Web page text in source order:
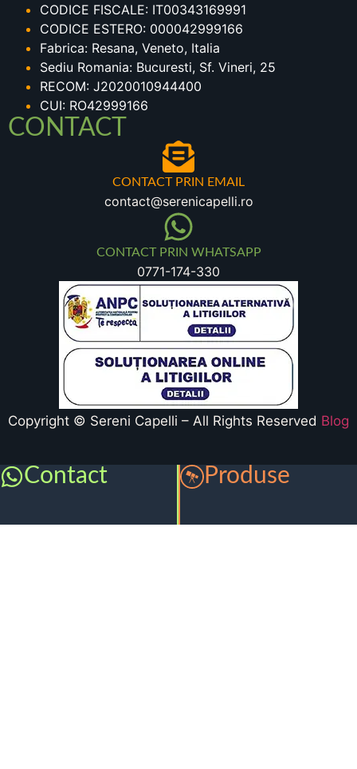
CODICE FISCALE: IT00343169991
CODICE ESTERO: 000042999166
Fabrica: Resana, Veneto, Italia
Sediu Romania: Bucuresti, Sf. Vineri, 25
RECOM: J2020010944400
CUI: RO42999166
CONTACT
CONTACT PRIN EMAIL
contact@serenicapelli.ro
CONTACT PRIN WHATSAPP
0771-174-330
Copyright © Sereni Capelli – All Rights Reserved Blog
Contact Produse